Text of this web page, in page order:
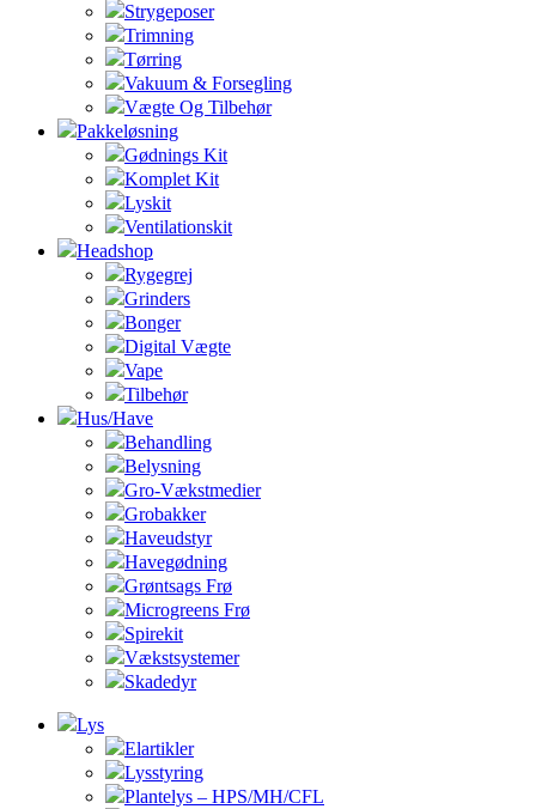
Strygeposer
Trimning
Tørring
Vakuum & Forsegling
Vægte Og Tilbehør
Pakkeløsning
Gødnings Kit
Komplet Kit
Lyskit
Ventilationskit
Headshop
Rygegrej
Grinders
Bonger
Digital Vægte
Vape
Tilbehør
Hus/Have
Behandling
Belysning
Gro-Vækstmedier
Grobakker
Haveudstyr
Havegødning
Grøntsags Frø
Microgreens Frø
Spirekit
Vækstsystemer
Skadedyr
Lys
Elartikler
Lysstyring
Plantelys – HPS/MH/CFL